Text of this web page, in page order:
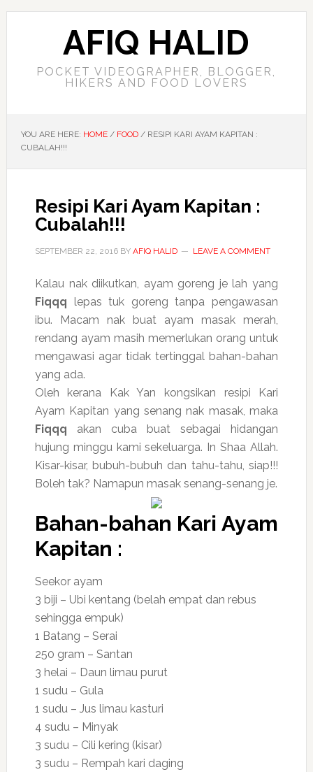
AFIQ HALID
POCKET VIDEOGRAPHER, BLOGGER,
HIKERS AND FOOD LOVERS
YOU ARE HERE: HOME / FOOD /RESIPI KARI AYAM KAPITAN :
CUBALAH!!!
Resipi Kari Ayam Kapitan :
Cubalah!!!
SEPTEMBER 22, 2016BY AFIQ HALID LEAVE A COMMENT
Kalau nak diikutkan, ayam goreng je lah yang
Fiqqq lepas tuk goreng tanpa pengawasan
ibu. Macam nak buat ayam masak merah,
rendang ayam masih memerlukan orang untuk
mengawasi agar tidak tertinggal bahan-bahan
yang ada.
Oleh kerana Kak Yan kongsikan resipi Kari
Ayam Kapitan yang senang nak masak, maka
Fiqqq akan cuba buat sebagai hidangan
hujung minggu kami sekeluarga. In Shaa Allah.
Kisar-kisar, bubuh-bubuh dan tahu-tahu, siap!!!
Boleh tak? Namapun masak senang-senang je.
Bahan-bahan Kari Ayam
Kapitan :
Seekor ayam
3 biji – Ubi kentang (belah empat dan rebus
sehingga empuk)
1 Batang – Serai
250 gram – Santan
3 helai – Daun limau purut
1 sudu – Gula
1 sudu – Jus limau kasturi
4 sudu – Minyak
3 sudu – Cili kering (kisar)
3 sudu – Rempah kari daging